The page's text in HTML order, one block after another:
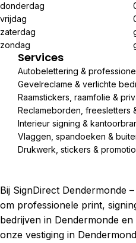
donderdag
vrijdag
zaterdag
zondag
Services
Autobelettering &
Gevelreclame & verlichte
Raamstickers, raamfolie &
Reclameborden, freesletters
Interieur signing &
Vlaggen, spandoeken &
Drukwerk, stickers &
Bij SignDirect Dendermonde
om professionele print,
bedrijven in Dendermonde
onze vestiging in